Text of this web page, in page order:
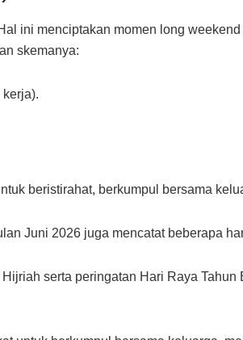
ini menciptakan momen long
skemanya:
beristirahat, berkumpul bersama
Juni 2026 juga mencatat beberapa
serta peringatan Hari Raya